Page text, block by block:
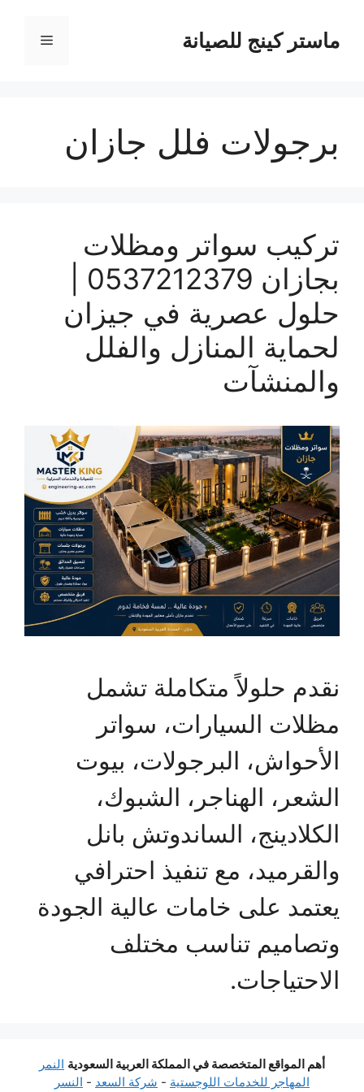
المحتوىماستر كينج للصيانة القائمة
برجولات فلل جازان
تركيب سواتر ومظلات
حلول عصرية في جيزان
لحماية المنازل والفلل
والمنشآت
نقدم حلولاً متكاملة تشمل
مظلات السيارات، سواتر
الأحواش، البرجولات، بيوت
الشعر، الهناجر، الشبوك،
الكلادينج، الساندوتش بانل
والقرميد، مع تنفيذ احترافي
يعتمد على خامات عالية الجودة
وتصاميم تناسب مختلف
الاحتياجات.
أهم المواقع المتخصصة في المملكة العربية السعودية النمر
المهاجر للخدمات اللوجستية - شركة السعد - النسر